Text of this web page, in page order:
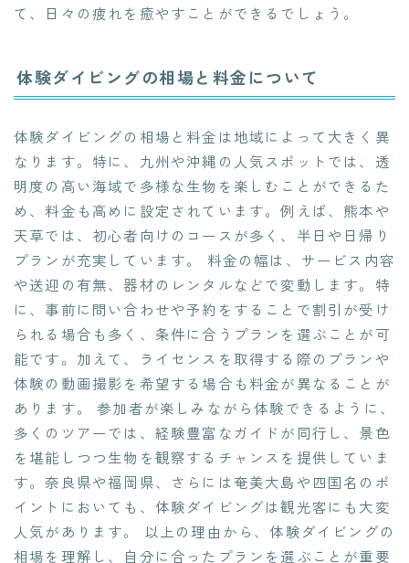
て、日々の疲れを癒やすことができるでしょう。
体験ダイビングの相場と料金について
体験ダイビングの相場と料金は地域によって大きく異
なります。特に、九州や沖縄の人気スポットでは、透
明度の高い海域で多様な生物を楽しむことができるた
め、料金も高めに設定されています。例えば、熊本や
天草では、初心者向けのコースが多く、半日や日帰り
プランが充実しています。 料金の幅は、サービス内容
や送迎の有無、器材のレンタルなどで変動します。特
に、事前に問い合わせや予約をすることで割引が受け
られる場合も多く、条件に合うプランを選ぶことが可
能です。加えて、ライセンスを取得する際のプランや
体験の動画撮影を希望する場合も料金が異なることが
あります。 参加者が楽しみながら体験できるように、
多くのツアーでは、経験豊富なガイドが同行し、景色
を堪能しつつ生物を観察するチャンスを提供していま
す。奈良県や福岡県、さらには奄美大島や四国名のポ
イントにおいても、体験ダイビングは観光客にも大変
人気があります。 以上の理由から、体験ダイビングの
相場を理解し、自分に合ったプランを選ぶことが重要